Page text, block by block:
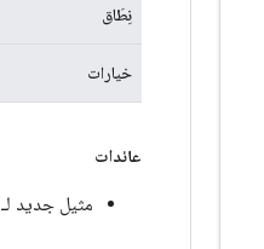
نِطَاق
خيارات
عائدات
مثيل جديد لـ BoostedTreesQuantileStreamResourceHandleOp